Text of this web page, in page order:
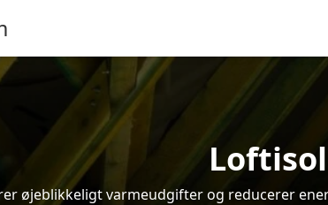
øjeblikkeligt varmeudgifter og reducerer